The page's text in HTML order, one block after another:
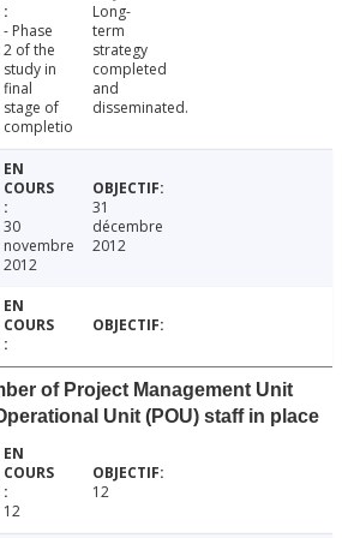
- Phase
2 of the
study in
final
stage of
completio
Long-
term
strategy
completed
and
disseminated.
30
novembre
2012
31
décembre
2012
of Project Management Unit
Unit (POU) staff in place
12
12